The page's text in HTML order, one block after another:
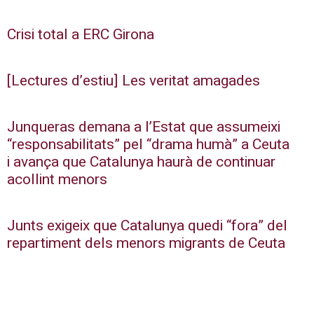
Crisi total a ERC Girona
[Lectures d’estiu] Les veritat amagades
Junqueras demana a l’Estat que assumeixi
“responsabilitats” pel “drama humà” a Ceuta
i avança que Catalunya haurà de continuar
acollint menors
Junts exigeix que Catalunya quedi “fora” del
repartiment dels menors migrants de Ceuta